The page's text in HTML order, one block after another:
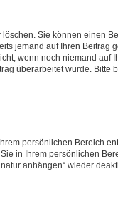
Sie können einen
jemand auf Ihren
wenn noch niemand
überarbeitet wurde.
persönlichen Bereich
in Ihrem persönlichen
anhängen“ wieder